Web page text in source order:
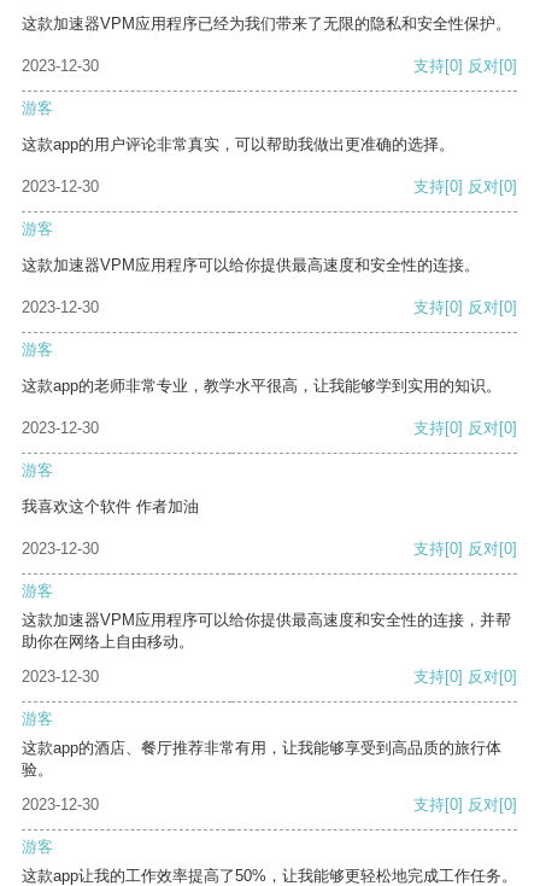
这款加速器VPM应用程序已经为我们带来了无限的隐私和安全性保护。
2023-12-30 支持[0] 反对[0]
游客
这款app的用户评论非常真实，可以帮助我做出更准确的选择。
2023-12-30 支持[0] 反对[0]
游客
这款加速器VPM应用程序可以给你提供最高速度和安全性的连接。
2023-12-30 支持[0] 反对[0]
游客
这款app的老师非常专业，教学水平很高，让我能够学到实用的知识。
2023-12-30 支持[0] 反对[0]
游客
我喜欢这个软件 作者加油
2023-12-30 支持[0] 反对[0]
游客
这款加速器VPM应用程序可以给你提供最高速度和安全性的连接，并帮
助你在网络上自由移动。
2023-12-30
支持[0] 反对[0]
游客
这款app的酒店、餐厅推荐非常有用，让我能够享受到高品质的旅行体
验。
2023-12-30
支持[0] 反对[0]
游客
这款app让我的工作效率提高了50%，让我能够更轻松地完成工作任务。